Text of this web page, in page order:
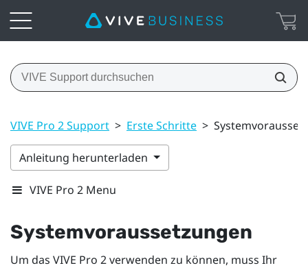
VIVE Pro 2 Support > Erste Schritte >
Anleitung herunterladen
VIVE Pro 2 Menu
Systemvoraussetzungen
Um das VIVE Pro 2verwenden zu können, muss Ihr